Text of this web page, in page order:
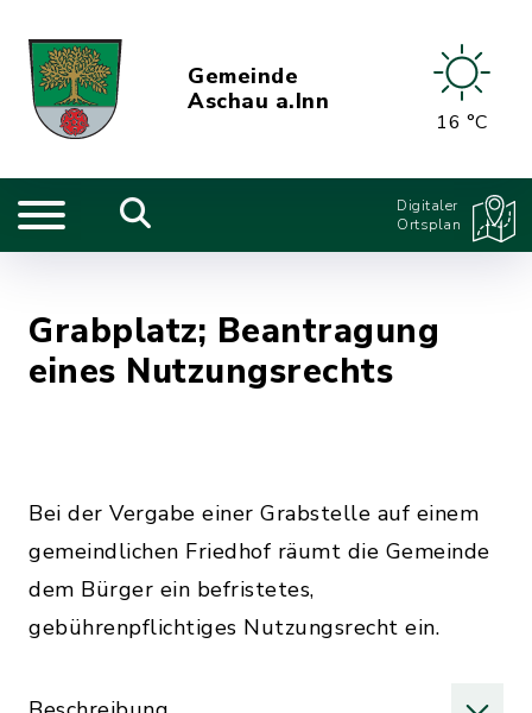
Gemeinde
Aschau a.Inn
16 °C
Digitaler
Ortsplan
Grabplatz; Beantragung
eines Nutzungsrechts
Bei der Vergabe einer Grabstelle auf einem
gemeindlichen Friedhof räumt die Gemeinde
dem Bürger ein befristetes,
gebührenpflichtiges Nutzungsrecht ein.